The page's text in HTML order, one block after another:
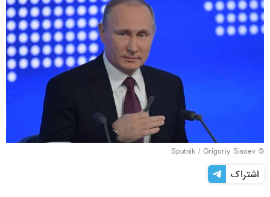
© Sputnik / Grigoriy Sisoev
اشتراک